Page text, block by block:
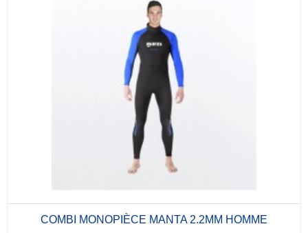
COMBI MONOPIÈCE MANTA 2.2MM HOMME